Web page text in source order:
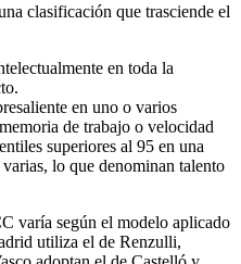
clasificación que trasciende el
en toda la
en uno o varios
de trabajo o velocidad
superiores al 95 en una
lo que denominan talento
varía según el modelo aplicado
utiliza el de Renzulli,